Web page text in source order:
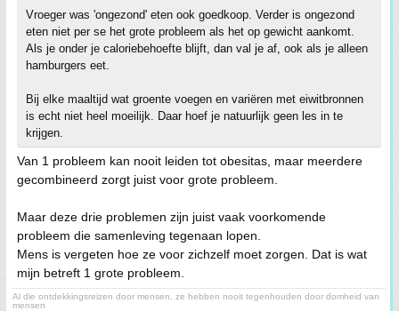
Vroeger was 'ongezond' eten ook goedkoop. Verder is ongezond
eten niet per se het grote probleem als het op gewicht aankomt.
Als je onder je caloriebehoefte blijft, dan val je af, ook als je alleen
hamburgers eet.
Bij elke maaltijd wat groente voegen en variëren met eiwitbronnen
is echt niet heel moeilijk. Daar hoef je natuurlijk geen les in te
krijgen.
Van 1 probleem kan nooit leiden tot obesitas, maar meerdere
gecombineerd zorgt juist voor grote probleem.
Maar deze drie problemen zijn juist vaak voorkomende
probleem die samenleving tegenaan lopen.
Mens is vergeten hoe ze voor zichzelf moet zorgen. Dat is wat
mijn betreft 1 grote probleem.
Al die ontdekkingsreizen door mensen, ze hebben nooit tegenhouden door domheid van
mensen